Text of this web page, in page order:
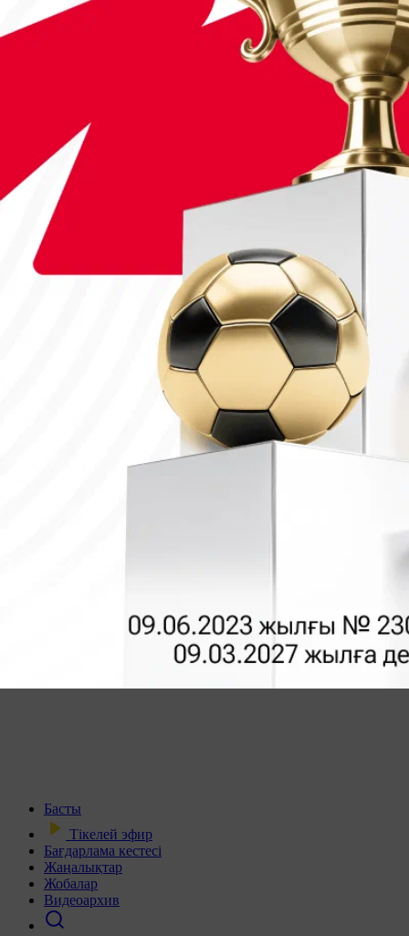
Басты
Тікелей эфир
Бағдарлама кестесі
Жаңалықтар
Жобалар
Видеоархив